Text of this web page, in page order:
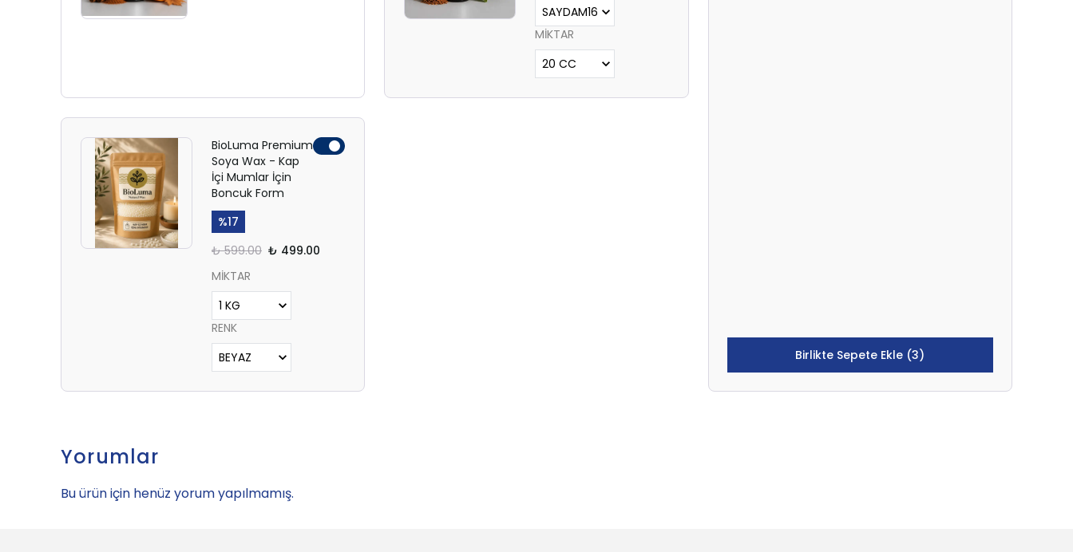
MİKTAR
BioLuma Premium
Soya Wax - Kap
İçi Mumlar İçin
Boncuk Form
%17
₺ 599.00 ₺ 499.00
MİKTAR
RENK
Birlikte Sepete Ekle (3)
Yorumlar
Bu ürün için henüz yorum yapılmamış.